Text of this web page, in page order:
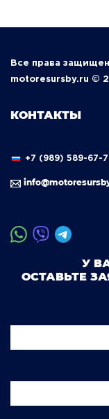
Все права
motoresursby.ru ©
КОНТАКТЫ
+7 (989) 589-67-
У
ОСТАВЬТЕ